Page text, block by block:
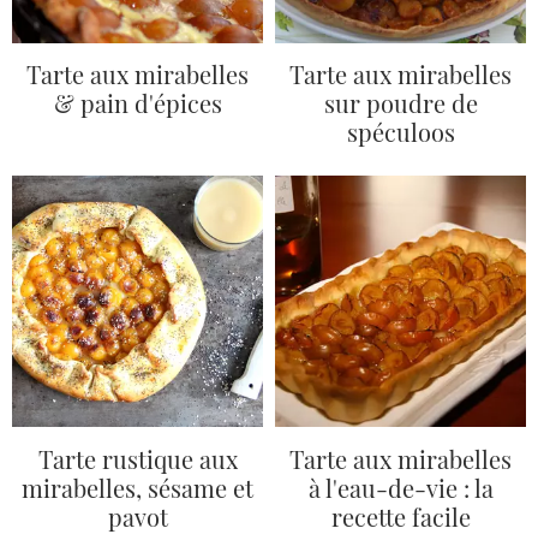
Tarte aux mirabelles
& pain d'épices
Tarte aux mirabelles
sur poudre de
spéculoos
Tarte rustique aux
mirabelles, sésame et
pavot
Tarte aux mirabelles
à l'eau-de-vie : la
recette facile